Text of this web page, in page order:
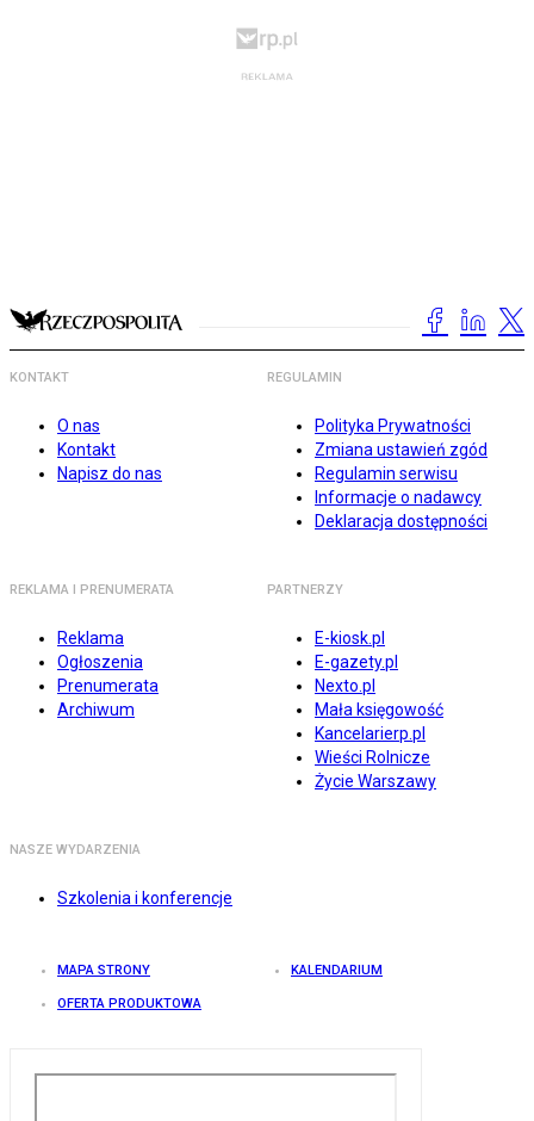
KONTAKT
O nas
Kontakt
Napisz do nas
REGULAMIN
Polityka Prywatności
Zmiana ustawień zgód
Regulamin serwisu
Informacje o nadawcy
Deklaracja dostępności
REKLAMA I PRENUMERATA
Reklama
Ogłoszenia
Prenumerata
Archiwum
PARTNERZY
E-kiosk.pl
E-gazety.pl
Nexto.pl
Mała księgowość
Kancelarierp.pl
Wieści Rolnicze
Życie Warszawy
NASZE WYDARZENIA
Szkolenia i konferencje
MAPA STRONY KALENDARIUM
OFERTA PRODUKTOWA